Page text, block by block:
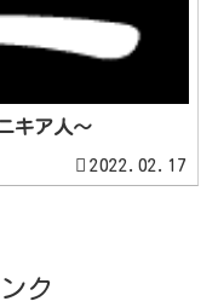
キア人～
2022.02.17
ク